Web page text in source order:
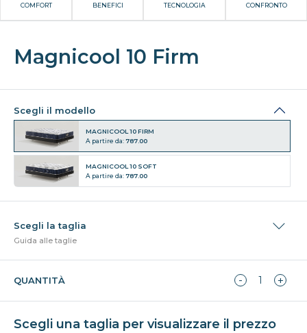
COMFORT BENEFICI TECNOLOGIA CONFRONTO
Magnicool 10 Firm
Scegli il modello
MAGNICOOL 10 FIRM
A partire da:787.00
MAGNICOOL 10 SOFT
A partire da:787.00
Guida alle taglie
QUANTITÀ
Scegli una taglia per visualizzare il prezzo